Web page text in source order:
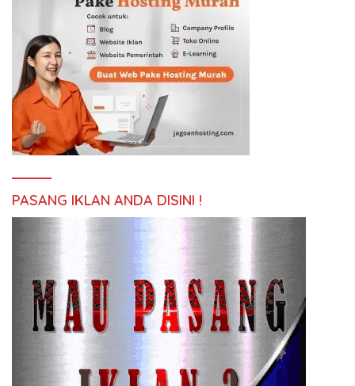
PASANG IKLAN ANDA DISINI !